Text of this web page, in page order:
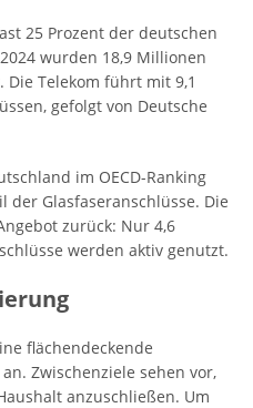
25 Prozent der deutschen
wurden 18,9 Millionen
Telekom führt mit 9,1
gefolgt von Deutsche
im OECD-Ranking
der Glasfaseranschlüsse. Die
zurück: Nur 4,6
werden aktiv genutzt.
flächendeckende
Zwischenziele sehen vor,
anzuschließen. Um